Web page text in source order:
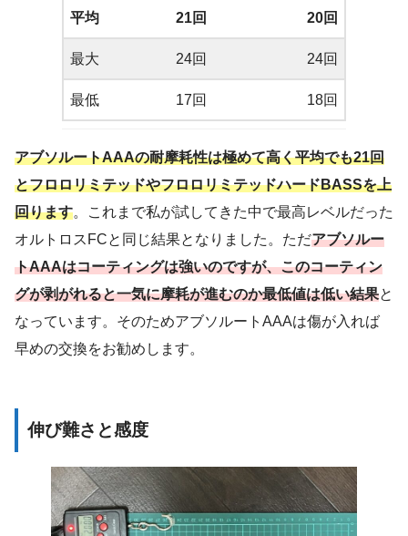
平均 21回 20回
最大 24回 24回
最低 17回 18回
アブソルートAAAの耐摩耗性は極めて高く平均でも21回
とフロロリミテッドやフロロリミテッドハードBASSを上
回ります。これまで私が試してきた中で最高レベルだった
オルトロスFCと同じ結果となりました。ただアブソルー
トAAAはコーティングは強いのですが、このコーティン
グが剥がれると一気に摩耗が進むのか最低値は低い結果と
なっています。そのためアブソルートAAAは傷が入れば
早めの交換をお勧めします。
伸び難さと感度